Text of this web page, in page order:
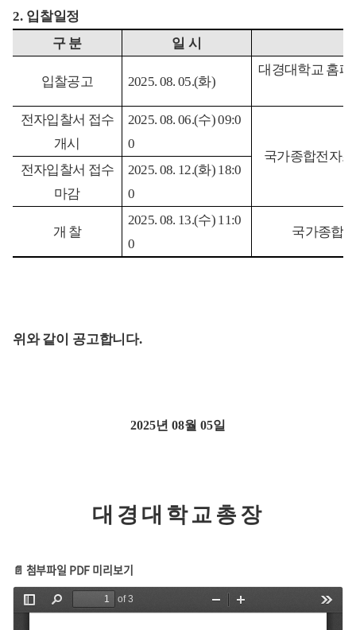
2. 입찰일정
구 분
일 시
입찰공고 2025. 08. 05.(화)
대경대학교 홈페
전자입찰서 접수
개시
2025. 08. 06.(수) 09:0
0
국가종합전자
전자입찰서 접수
마감
2025. 08. 12.(화) 18:0
0
개 찰
2025. 08. 13.(수) 11:0
0
국가종합
위와 같이 공고합니다.
2025년08월 05일
대경대학교총장
📄 첨부파일 PDF 미리보기